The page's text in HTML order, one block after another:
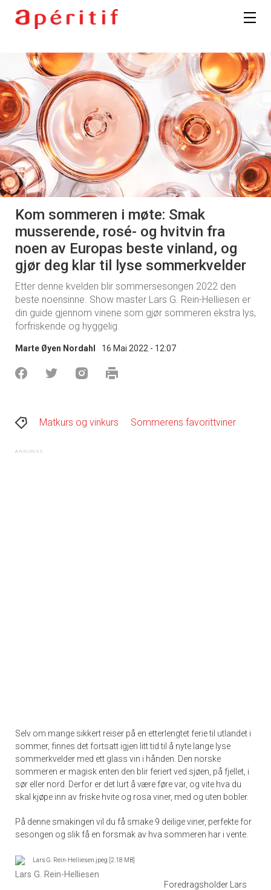
Kom sommeren i møte: Smak
musserende, rosé- og hvitvin fra
noen av Europas beste vinland, og
gjør deg klar til lyse sommerkvelder
Etter denne kvelden blir sommersesongen 2022 den
beste noensinne. Show master Lars G. Rein-Helliesen er
din guide gjennom vinene som gjør sommeren ekstra lys,
forfriskende og hyggelig.
Marte Øyen Nordahl 16 Mai 2022 - 12:07
Matkurs og vinkurs Sommerens favorittviner
Selv om mange sikkert reiser på en etterlengtet ferie til utlandet i
sommer, finnes det fortsatt igjen litt tid til å nyte lange lyse
sommerkvelder med ett glass vin i hånden. Den norske
sommeren er magisk enten den blir feriert ved sjøen, på fjellet, i
sør eller nord. Derfor er det lurt å være føre var, og vite hva du
skal kjøpe inn av friske hvite og rosa viner, med og uten bobler.
På denne smakingen vil du få smake 9 deilige viner, perfekte for
sesongen og slik få en forsmak av hva sommeren har i vente.
Lars G. Rein-Helliesen
Foredragsholder Lars